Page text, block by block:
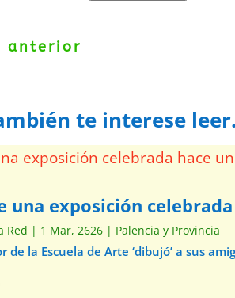
anterior
te interese
una exposición
Red | 1 Mar, 2626 | Palencia y Provincia
de la Escuela de Arte ‘dibujó’ a sus